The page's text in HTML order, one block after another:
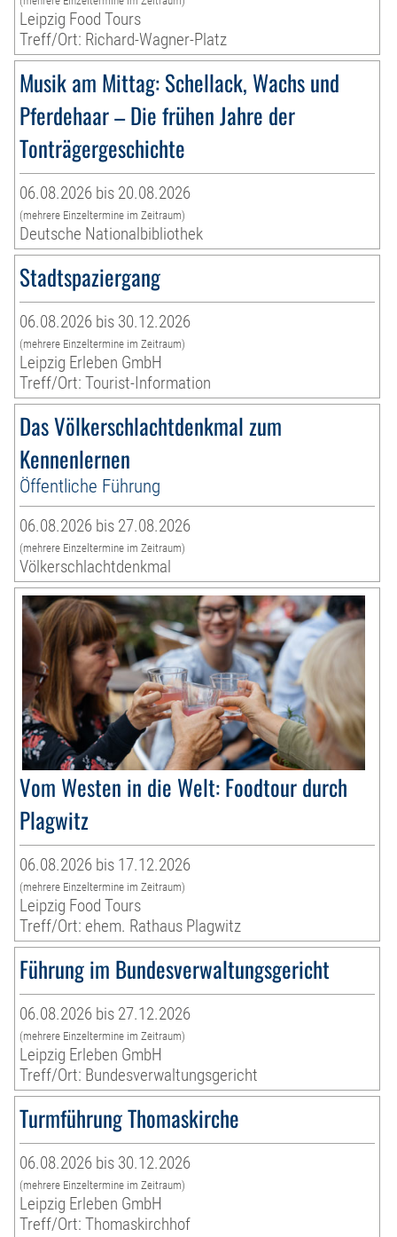
Leipzig Food Tours
Treff/Ort: Richard-Wagner-Platz
Musik am Mittag: Schellack, Wachs und
Pferdehaar – Die frühen Jahre der
Tonträgergeschichte
06.08.2026 bis 20.08.2026
(mehrere Einzeltermine im Zeitraum)
Deutsche Nationalbibliothek
Stadtspaziergang
06.08.2026 bis 30.12.2026
(mehrere Einzeltermine im Zeitraum)
Leipzig Erleben GmbH
Treff/Ort: Tourist-Information
Das Völkerschlachtdenkmal zum
Kennenlernen
Öffentliche Führung
06.08.2026 bis 27.08.2026
(mehrere Einzeltermine im Zeitraum)
Völkerschlachtdenkmal
Vom Westen in die Welt: Foodtour durch
Plagwitz
06.08.2026 bis 17.12.2026
(mehrere Einzeltermine im Zeitraum)
Leipzig Food Tours
Treff/Ort: ehem. Rathaus Plagwitz
Führung im Bundesverwaltungsgericht
06.08.2026 bis 27.12.2026
(mehrere Einzeltermine im Zeitraum)
Leipzig Erleben GmbH
Treff/Ort: Bundesverwaltungsgericht
Turmführung Thomaskirche
06.08.2026 bis 30.12.2026
(mehrere Einzeltermine im Zeitraum)
Leipzig Erleben GmbH
Treff/Ort: Thomaskirchhof